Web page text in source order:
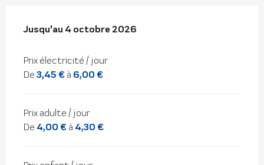
Du18 avril 2026au4 octobre 2026
Jusqu'au 4 octobre 2026
Prix électricité / jour
De 3,45 € à 6,00 €
Prix adulte / jour
De 4,00 € à 4,30 €